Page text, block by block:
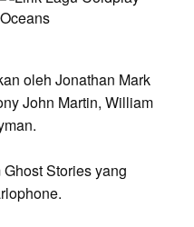
oleh Jonathan Mark
John Martin, William
Stories yang